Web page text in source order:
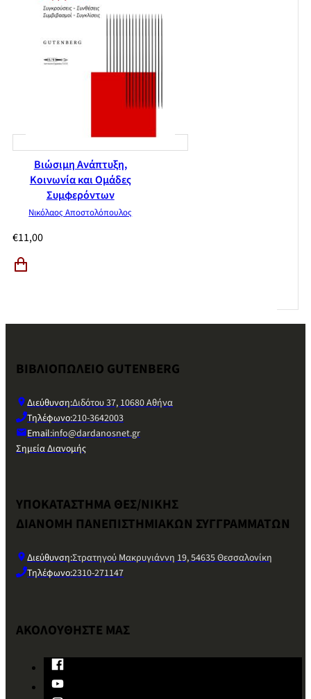
Βιώσιμη Ανάπτυξη,
Κοινωνία και Ομάδες
Συμφερόντων
Νικόλαος Αποστολόπουλος
€11,00
ΒΙΒΛΙΟΠΩΛΕΙΟ GUTENBERG
Διεύθυνση:Διδότου 37, 10680 Αθήνα
Τηλέφωνο:210-3642003
Email:info@dardanosnet.gr
Σημεία Διανομής
ΥΠΟΚΑΤΑΣΤΗΜΑ ΘΕΣ/ΝΙΚΗΣ
ΔΙΑΝΟΜΗ ΠΑΝΕΠΙΣΤΗΜΙΑΚΩΝ ΣΥΓΓΡΑΜΜΑΤΩΝ
Διεύθυνση:Στρατηγού Μακρυγιάννη 19, 54635 Θεσσαλονίκη
Τηλέφωνο:2310-271147
ΑΚΟΛΟΥΘΗΣΤΕ ΜΑΣ